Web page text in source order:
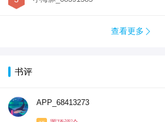
查看更多 
书评
APP_68413273